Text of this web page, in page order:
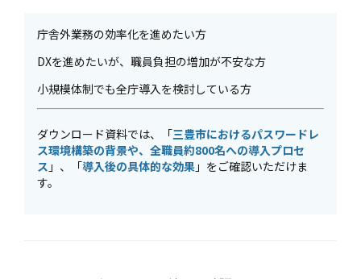
庁舎外業務の効率化を進めたい方
DXを進めたいが、職員負担の増加が不安な方
小規模体制でも全庁導入を検討している方
ダウンロード資料では、「三豊市におけるパスワードレ
ス環境構築の背景や、全職員約800名への導入プロセ
ス 」、「導入後の具体的な効果 」をご確認いただけま
す。